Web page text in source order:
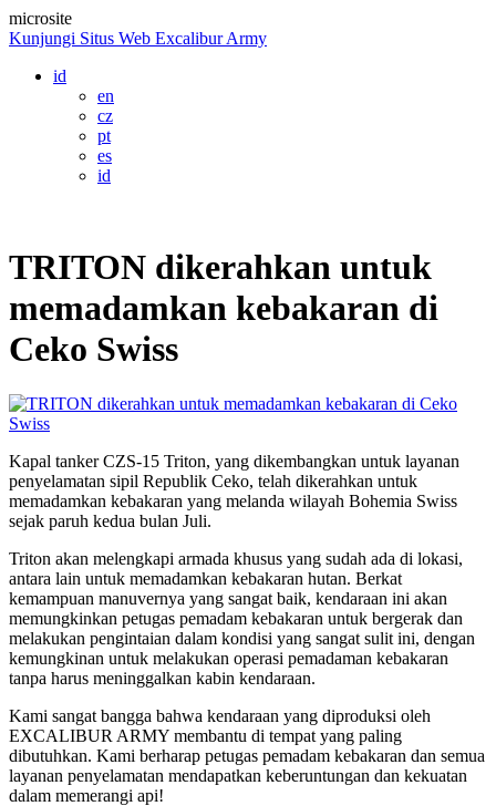
microsite
Kunjungi Situs Web Excalibur Army
id
en
cz
pt
es
id
TRITON dikerahkan untuk
memadamkan kebakaran di
Ceko Swiss
Kapal tanker CZS-15 Triton, yang dikembangkan untuk layanan
penyelamatan sipil Republik Ceko, telah dikerahkan untuk
memadamkan kebakaran yang melanda wilayah Bohemia Swiss
sejak paruh kedua bulan Juli.
Triton akan melengkapi armada khusus yang sudah ada di lokasi,
antara lain untuk memadamkan kebakaran hutan. Berkat
kemampuan manuvernya yang sangat baik, kendaraan ini akan
memungkinkan petugas pemadam kebakaran untuk bergerak dan
melakukan pengintaian dalam kondisi yang sangat sulit ini, dengan
kemungkinan untuk melakukan operasi pemadaman kebakaran
tanpa harus meninggalkan kabin kendaraan.
Kami sangat bangga bahwa kendaraan yang diproduksi oleh
EXCALIBUR ARMY membantu di tempat yang paling
dibutuhkan. Kami berharap petugas pemadam kebakaran dan semua
layanan penyelamatan mendapatkan keberuntungan dan kekuatan
dalam memerangi api!